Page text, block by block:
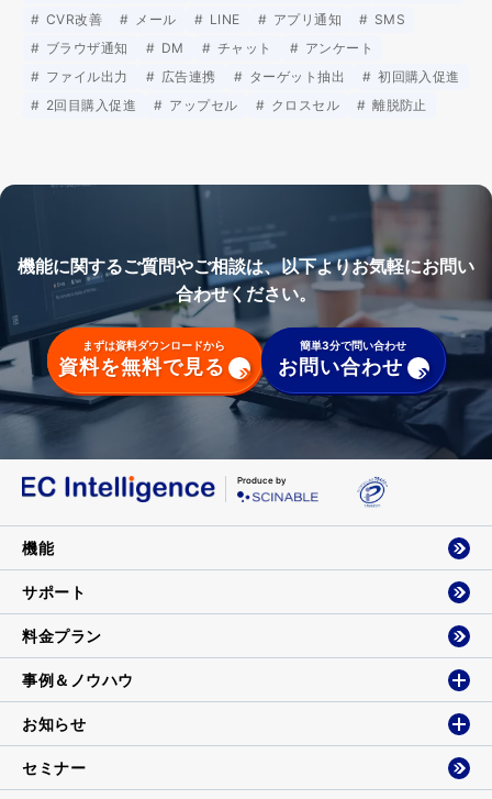
CVR改善
メール LINE アプリ通知
SMS
ブラウザ通知
DM チャット
アンケート
ファイル出力
広告連携 ターゲット抽出
初回購入促進
2回目購入促進
アップセル クロスセル 離脱防止
機能に関するご質問やご相談は、以下よりお気軽にお問い
合わせください。
まずは資料ダウンロードから
資料を無料で見る
簡単3分で問い合わせ
お問い合わせ
Produce by
機能
サポート
料金プラン
事例＆ノウハウ
お知らせ
セミナー